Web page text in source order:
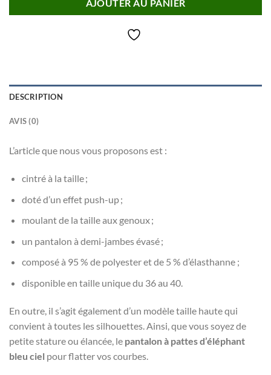
AJOUTER AU PANIER
DESCRIPTION
AVIS (0)
L’article que nous vous proposons est :
cintré à la taille ;
doté d’un effet push-up ;
moulant de la taille aux genoux ;
un pantalon à demi-jambes évasé ;
composé à 95 % de polyester et de 5 % d’élasthanne ;
disponible en taille unique du 36 au 40.
En outre, il s’agit également d’un modèle taille haute qui
convient à toutes les silhouettes. Ainsi, que vous soyez de
petite stature ou élancée, le pantalon à pattes d’éléphant
bleu ciel pour flatter vos courbes.